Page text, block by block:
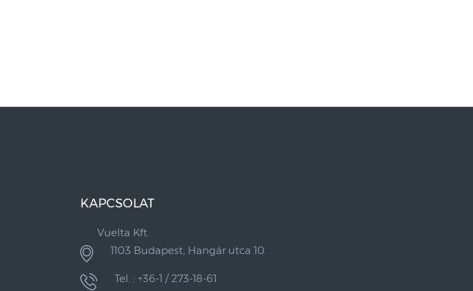
KAPCSOLAT
Vuelta Kft.
1103 Budapest, Hangár utca 10.
Tel. : +36-1 / 273-18-61